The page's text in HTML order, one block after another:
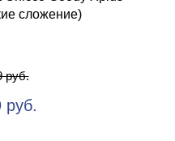
сложение)
руб.
руб.